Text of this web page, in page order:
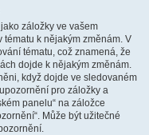
záložky ve vašem
k nějakým změnám. V
tématu, což znamená, že
dojde k nějakým změnám.
když dojde ve sledovaném
pro záložky a
panelu“ na záložce
Může být užitečné